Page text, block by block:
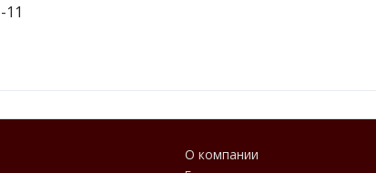
11
О компании